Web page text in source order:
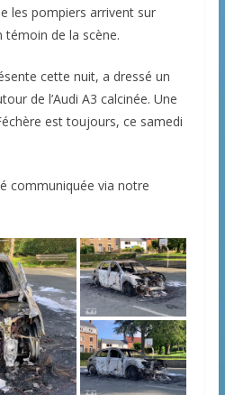
les pompiers arrivent sur
témoin de la scène.
cette nuit, a dressé un
de l’Audi A3 calcinée. Une
est toujours, ce samedi
communiquée via notre